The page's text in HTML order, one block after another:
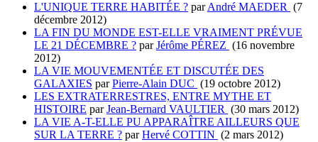
L'UNIQUE TERRE HABITÉE ? parAndré MAEDER (7
décembre 2012)
LA FIN DU MONDE EST-ELLE VRAIMENT PRÉVUE
LE 21 DÉCEMBRE ? parJérôme PÉREZ (16 novembre
2012)
LA VIE MOUVEMENTÉE ET DISCUTÉE DES
GALAXIES parPierre-Alain DUC (19 octobre 2012)
LES EXTRATERRESTRES, ENTRE MYTHE ET
HISTOIRE parJean-Bernard VAULTIER (30 mars 2012)
LA VIE A-T-ELLE PU APPARAÎTRE AILLEURS QUE
SUR LA TERRE ? parHervé COTTIN (2 mars 2012)